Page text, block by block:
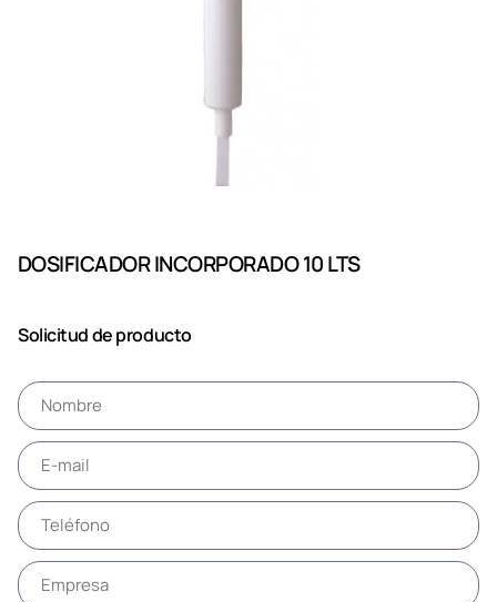
DOSIFICADOR INCORPORADO 10 LTS
Solicitud de producto